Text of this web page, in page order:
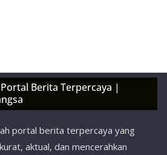
Portal Berita Terpercaya |
portal berita terpercaya yang
aktual, dan mencerahkan